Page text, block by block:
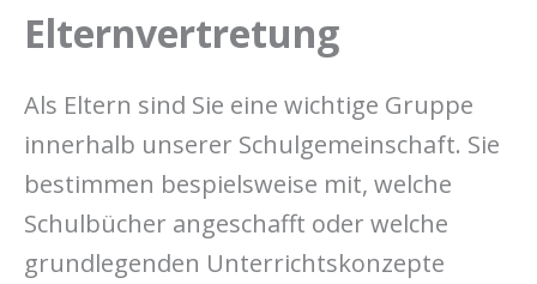
Elternvertretung
Als Eltern sind Sie eine wichtige Gruppe
innerhalb unserer Schulgemeinschaft. Sie
bestimmen bespielsweise mit, welche
Schulbücher angeschafft oder welche
grundlegenden Unterrichtskonzepte